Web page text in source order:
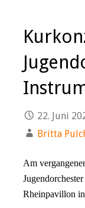
22. Juni
Britta
Am
Rheinpavillon